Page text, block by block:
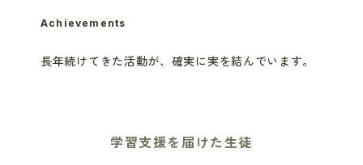
Achievements
長年続けてきた活動が、 確実に実を結んでいます。
学習支援を届けた生徒